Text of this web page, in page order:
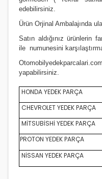
edebilirsiniz.
Ürün Orjinal Ambalajında
Satın aldığınız ürünlerin
ile numunesini
Otomobilyedekparcalari.com
yapabilirsiniz.
HONDA YEDEK PARÇA
CHEVROLET YEDEK PARÇA
MİTSUBİSHİ YEDEK PARÇA
PROTON YEDEK PARÇA
NİSSAN YEDEK PARÇA